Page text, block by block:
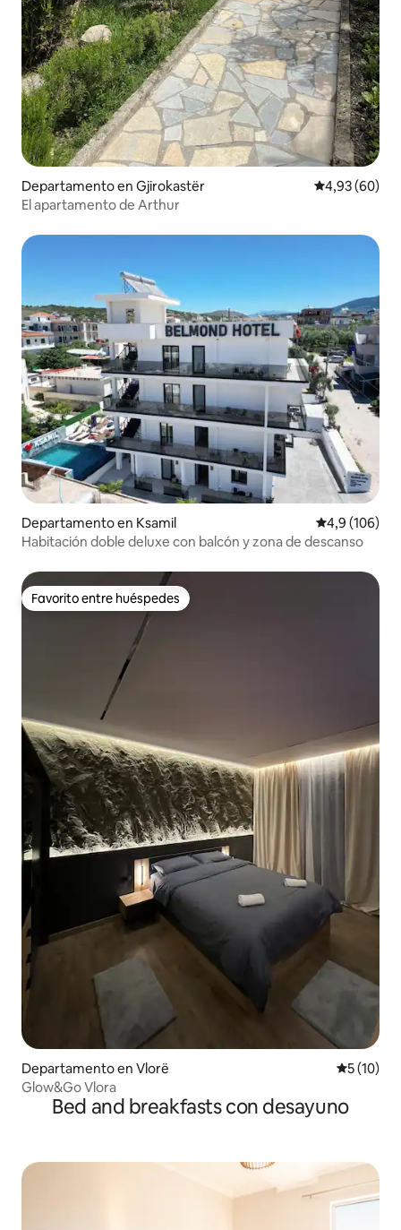
Departamento en Gjirokastër Calificación
4,93 (60)
El apartamento de Arthur
Departamento en Ksamil Calificación
4,9 (106)
Habitación doble deluxe con balcón y zona de descanso
Favorito entre huéspedes
Favorito entre huéspedes
Departamento en Vlorë
5 (10)
Glow&Go Vlora
Bed and breakfasts con desayuno